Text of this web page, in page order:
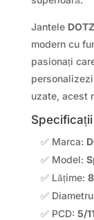
Jantele
modern cu
pasionați
uzate, acest
✅ Marca:
✅ Model:
✅ Lățime:
✅
✅ PCD: 5/